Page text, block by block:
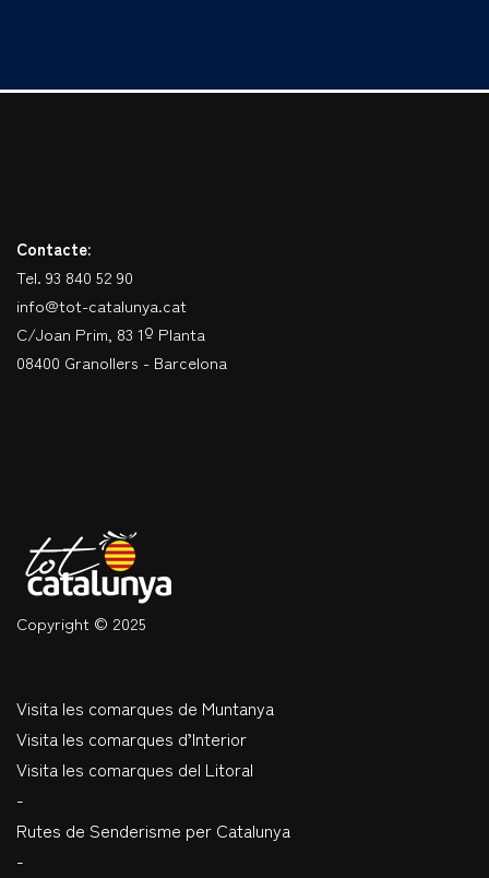
Contacte:
Tel. 93 840 52 90
info@tot-catalunya.cat
C/Joan Prim, 83 1º Planta
08400 Granollers - Barcelona
Copyright © 2025
Visita les comarques de Muntanya
Visita les comarques d’Interior
Visita les comarques del Litoral
-
Rutes de Senderisme per Catalunya
-